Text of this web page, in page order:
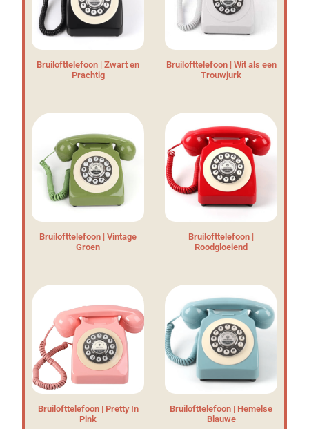
Bruilofttelefoon | Zwart en
Prachtig
Bruilofttelefoon | Wit als een
Trouwjurk
Bruilofttelefoon | Vintage
Groen
Bruilofttelefoon |
Roodgloeiend
Bruilofttelefoon | Pretty In
Pink
Bruilofttelefoon | Hemelse
Blauwe